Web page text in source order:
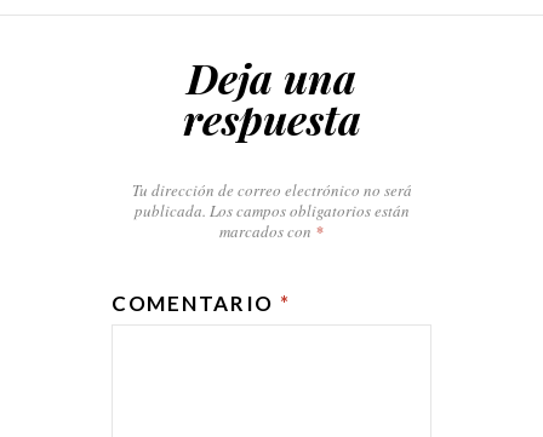
Deja una
respuesta
Tu dirección de correo electrónico no será
publicada. Los campos obligatorios están
marcados con *
COMENTARIO *